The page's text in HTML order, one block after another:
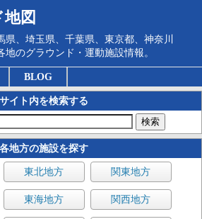
図
県、埼玉県、千葉県、東京都、神奈川
地のグラウンド・運動施設情報。
BLOG
サイト内を検索する
各地方の施設を探す
東北地方 関東地方
東海地方 関西地方